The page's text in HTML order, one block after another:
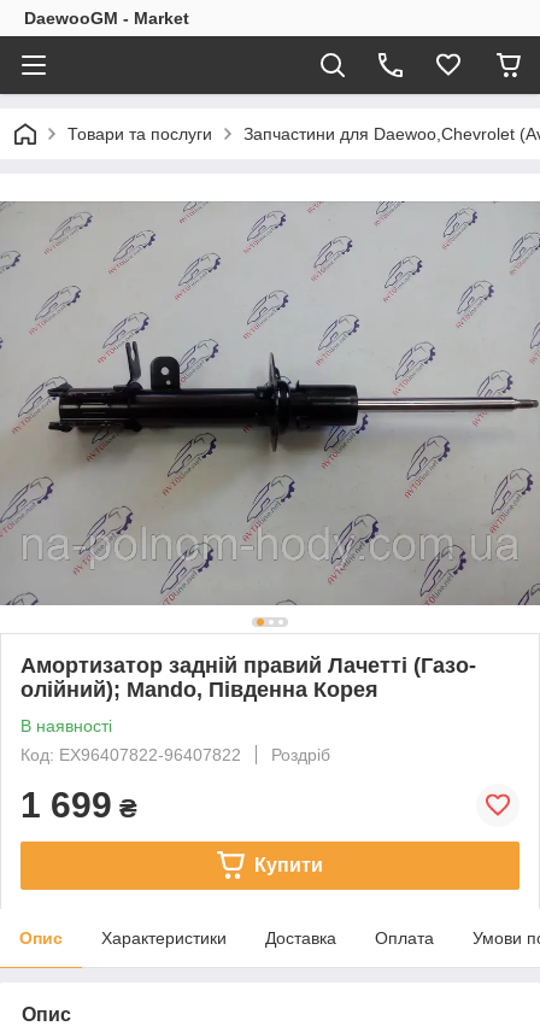
DaewooGM - Market
Товари та послуги Запчастини для Daewoo,Chevrolet
Амортизатор задній правий Лачетті (Газо-
олійний); Mando, Південна Корея
В наявності
Код: EX96407822-96407822
Роздріб
1 699 ₴
Купити
Опис Характеристики Доставка Оплата Умови
Опис